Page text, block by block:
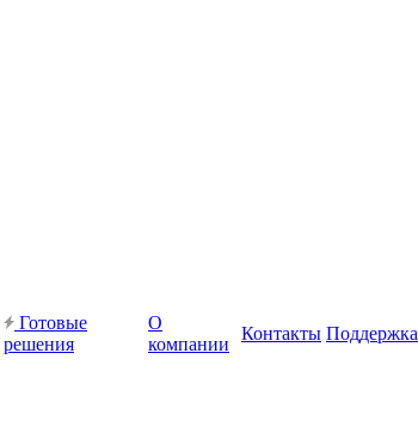
Готовые
решения
О
компании
Контакты Поддержка